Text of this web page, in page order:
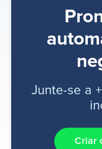
Junte-se a
Criar